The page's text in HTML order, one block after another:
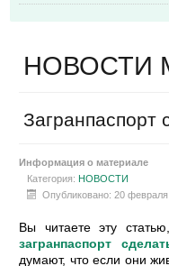
НОВОСТИ
Загранпаспорт
Информация о материале
Категория: НОВОСТИ
Опубликовано: 20
Вы читаете эту
загранпаспорт
думают, что если они